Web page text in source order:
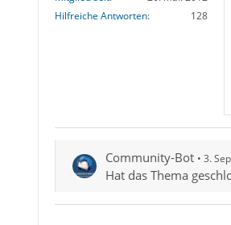
Hilfreiche Antworten
128
Community-Bot 3.
Hat das Thema